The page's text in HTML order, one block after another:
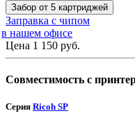
Забор от 5 картриджей
Заправка с чипом
в нашем офисе
Цена 1 150 руб.
Совместимость с
Серия Ricoh SP